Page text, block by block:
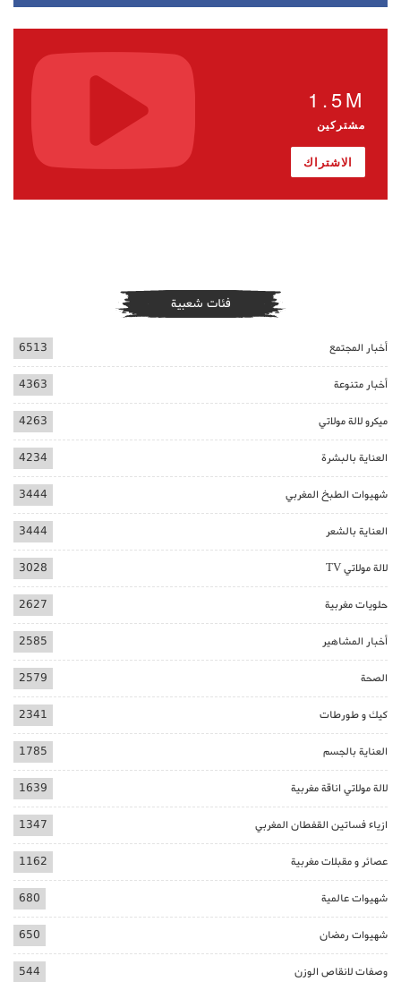
1.5M
مشتركين
الاشتراك
فئات شعبية
أخبار المجتمع 6513
أخبار متنوعة 4363
ميكرو لالة مولاتي 4263
العناية بالبشرة 4234
شهيوات الطبخ المغربي 3444
العناية بالشعر 3444
لالة مولاتي TV 3028
حلويات مغربية 2627
أخبار المشاهير 2585
الصحة 2579
كيك و طورطات 2341
العناية بالجسم 1785
لالة مولاتي اناقة مغربية 1639
ازياء فساتين القفطان المغربي 1347
عصائر و مقبلات مغربية 1162
شهيوات عالمية 680
شهيوات رمضان 650
وصفات لانقاص الوزن 544